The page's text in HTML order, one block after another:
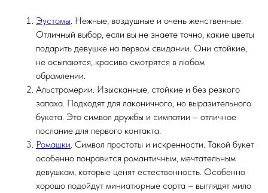
Эустомы. Нежные, воздушные и очень женственные.
Отличный выбор, если вы не знаете точно, какие цветы
подарить девушке на первом свидании. Они стойкие,
не осыпаются, красиво смотрятся в любом
обрамлении.
Альстромерии. Изысканные, стойкие и без резкого
запаха. Подходят для лаконичного, но выразительного
букета. Это символ дружбы и симпатии – отличное
послание для первого контакта.
Ромашки. Символ простоты и искренности. Такой букет
особенно понравится романтичным, мечтательным
девушкам, которые ценят естественность. Особенно
хорошо подойдут миниатюрные сорта – выглядят мило